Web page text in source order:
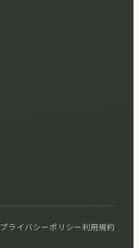
プライバシーポリシー利用規約